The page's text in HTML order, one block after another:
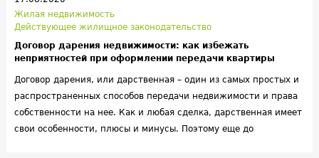
поправки, предшествующие второму чтению.
Жилая недвижимость
Действующее жилищное законодательство
Договор дарения недвижимости: как избежать
неприятностей при оформлении передачи квартиры
Договор дарения, или дарственная – один из самых простых и
распространенных способов передачи недвижимости и права
собственности на нее. Как и любая сделка, дарственная имеет
свои особенности, плюсы и минусы. Поэтому еще до